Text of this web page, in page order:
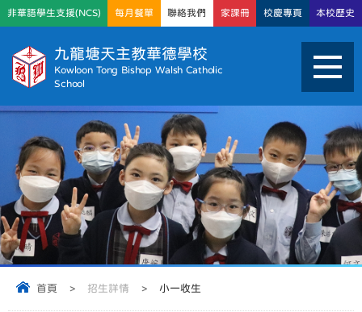
九龍塘天主教華德學校
Kowloon Tong Bishop Walsh Catholic
School
非華語學生支援(NCS) 每月餐單 聯絡我們 家課冊 校慶專頁 本校歷史
首頁 > 招生詳情 > 小一收生